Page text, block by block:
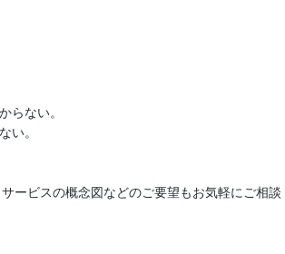
らない。
い。
ービスの概念図などのご要望もお気軽にご相談